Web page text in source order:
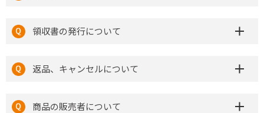
領収書の発行について
返品、キャンセルについて
商品の販売者について